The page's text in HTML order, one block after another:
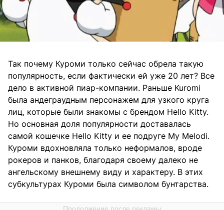
Так почему Куроми только сейчас обрела такую
популярность, если фактически ей уже 20 лет? Все
дело в активной пиар-компании. Раньше Kuromi
была андеграудным персонажем для узкого круга
лиц, которые были знакомы с брендом Hello Kitty.
Но основная доля популярности доставалась
самой кошечке Hello Kitty и ее подруге My Melodi.
Куроми вдохновляла только неформалов, вроде
рокеров и панков, благодаря своему далеко не
ангельскому внешнему виду и характеру. В этих
субкультурах Куроми была символом бунтарства.